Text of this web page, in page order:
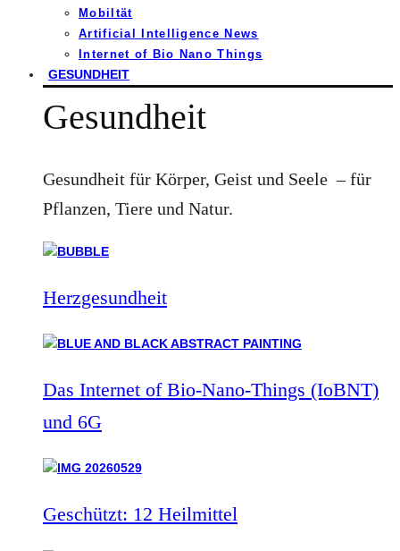
Mobiltät
Artificial Intelligence News
Internet of Bio Nano Things
GESUNDHEIT
Gesundheit
Gesundheit für Körper, Geist und Seele – für
Pflanzen, Tiere und Natur.
Herzgesundheit
Das Internet of Bio-Nano-Things (IoBNT)
und 6G
Geschützt: 12 Heilmittel